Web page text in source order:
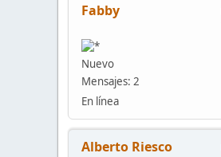
Fabby
Nuevo
Mensajes: 2
En línea
Alberto Riesco